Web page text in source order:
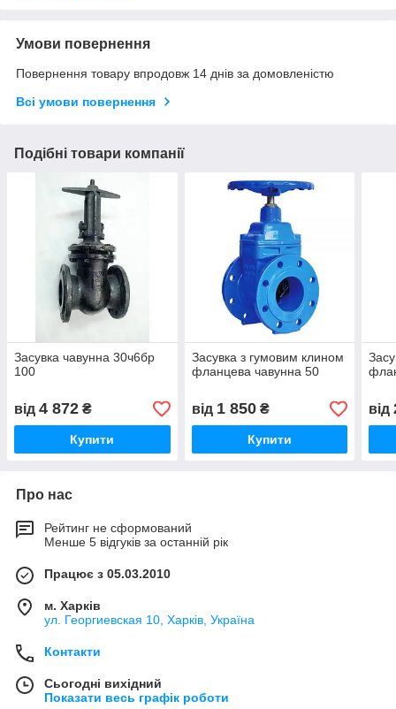
Умови повернення
Повернення товару впродовж 14 днів за домовленістю
Всі умови повернення
Подібні товари компанії
Засувка чавунна 30ч6бр
100
від 4 872 ₴
Купити
Засувка з гумовим клином
фланцева чавунна 50
від 1 850₴
Купити
від
Про нас
Рейтинг не сформований
Менше 5 відгуків за останній рік
Працює з 05.03.2010
м. Харків
ул. Георгиевская 10, Харків, Україна
Контакти
Сьогодні вихідний
Показати весь графік роботи